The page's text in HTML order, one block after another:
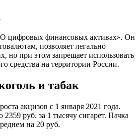
цифровых финансовых активах». Он
позволяет легально
но при этом запрещает использовать
средства на территории России.
и табак
акцизов с 1 января 2021 года.
руб. за 1 тысячу сигарет. Пачка
на 20 руб.